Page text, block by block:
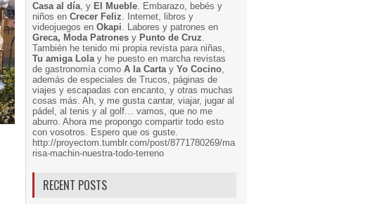
Casa al día, y El Mueble. Embarazo, bebés y
niños en Crecer Feliz. Internet, libros y
videojuegos en Okapi. Labores y patrones en
Greca, Moda Patrones y Punto de Cruz.
También he tenido mi propia revista para niñas,
Tu amiga Lolay he puesto en marcha revistas
de gastronomía como A la Cartay Yo Cocino,
además de especiales de Trucos, páginas de
viajes y escapadas con encanto, y otras muchas
cosas más. Ah, y me gusta cantar, viajar, jugar al
pádel, al tenis y al golf… vamos, que no me
aburro. Ahora me propongo compartir todo esto
con vosotros. Espero que os guste.
http://proyectom.tumblr.com/post/8771780269/ma
risa-machin-nuestra-todo-terreno
RECENT POSTS